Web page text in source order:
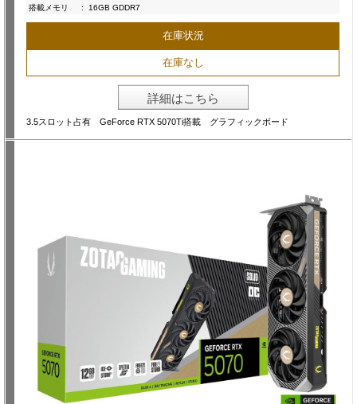
搭載メモリ
: 16GB GDDR7
在庫状況
在庫なし
詳細はこちら
3.5スロット占有 GeForce RTX 5070Ti搭載 グラフィックボード